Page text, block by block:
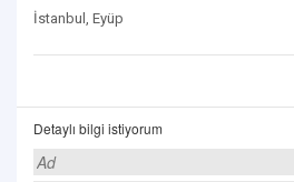
İstanbul, Eyüp
Detaylı bilgi istiyorum